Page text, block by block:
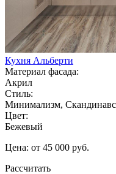
Кухня Альберти
Материал фасада:
Акрил
Стиль:
Минимализм,
Цвет:
Бежевый
Цена: от 45 000 руб.
Рассчитать